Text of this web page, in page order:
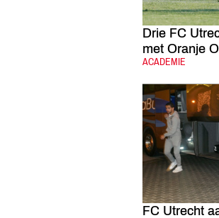
Drie FC
met Oranje
CATEGORIE:
ACADEMIE
FC Utrecht